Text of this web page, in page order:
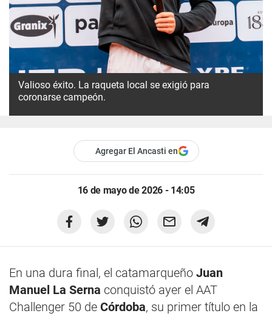
Valioso éxito. La raqueta local se exigió para
coronarse campeón.
Agregar El Ancasti en
16 de mayo de 2026 - 14:05
En una dura final, el catamarqueño Juan
Manuel La Serna conquistó ayer el AAT
Challenger 50 de Córdoba, su primer título en la